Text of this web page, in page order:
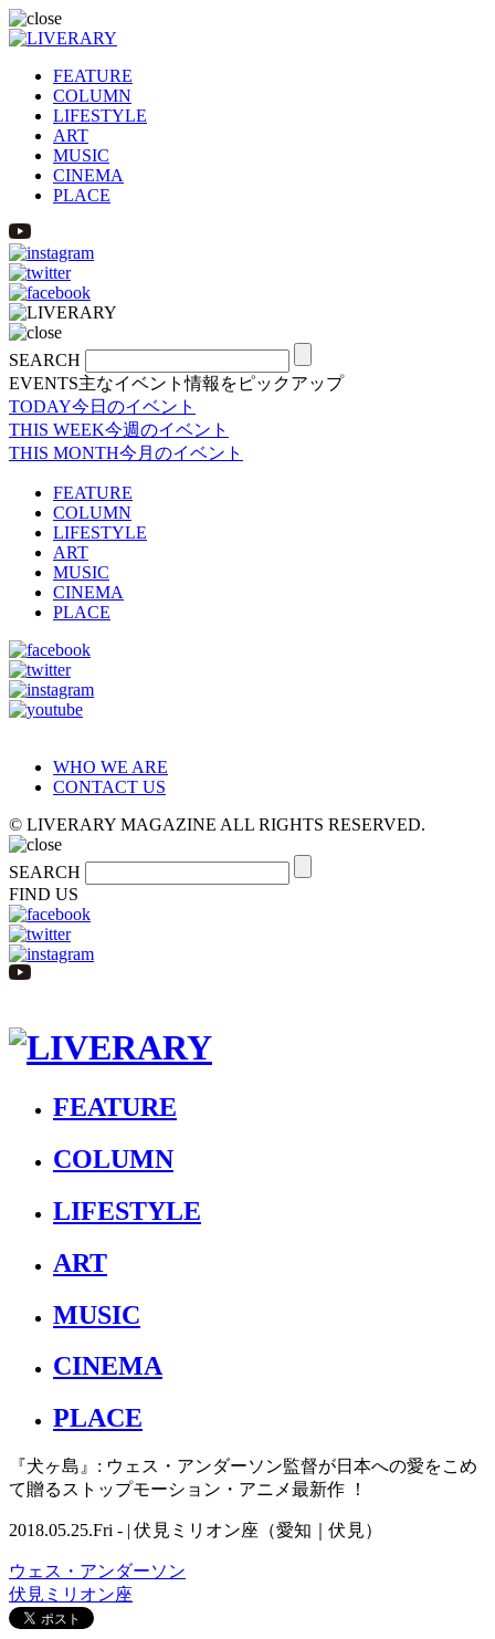
FEATURE
COLUMN
LIFESTYLE
ART
MUSIC
CINEMA
PLACE
SEARCH
EVENTS主なイベント情報をピックアップ
TODAY今日のイベント
THIS WEEK今週のイベント
THIS MONTH今月のイベント
FEATURE
COLUMN
LIFESTYLE
ART
MUSIC
CINEMA
PLACE
WHO WE ARE
CONTACT US
© LIVERARY MAGAZINE ALL RIGHTS RESERVED.
SEARCH
FIND US
FEATURE
COLUMN
LIFESTYLE
ART
MUSIC
CINEMA
PLACE
『犬ヶ島』: ウェス・アンダーソン監督が日本への愛をこめ
て贈るストップモーション・アニメ最新作 ！
2018.05.25.Fri - | 伏見ミリオン座（愛知｜伏見）
ウェス・アンダーソン
伏見ミリオン座